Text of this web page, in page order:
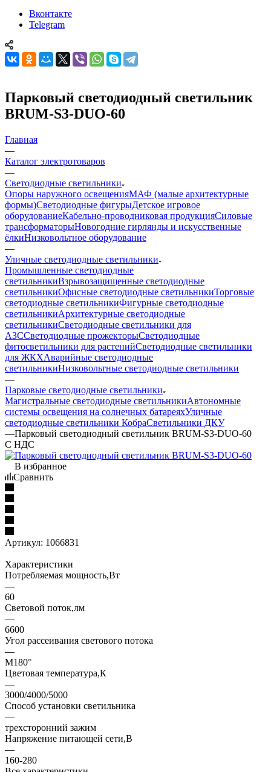
Вконтакте
Telegram
Парковый светодиодный светильник
BRUM-S3-DUO-60
Главная
—
Каталог электротоваров
—
Светодиодные светильники
Опоры наружного освещенияМАФ (малые архитектурные
формы)Светодиодные фигурыДетское игровое
оборудованиеКабельно-проводниковая продукцияСиловые
трансформаторыНовогодние гирлянды и искусственные
ёлкиНизковольтное оборудование
—
Уличные светодиодные светильники
Промышленные светодиодные
светильникиВзрывозащищенные светодиодные
светильникиОфисные светодиодные светильникиТорговые
светодиодные светильникиФигурные светодиодные
светильникиАрхитектурные светодиодные
светильникиСветодиодные светильники для
АЗССветодиодные прожекторыСветодиодные
фитосветильники для растенийСветодиодные светильники
для ЖКХАварийные светодиодные
светильникиНизковольтные светодиодные светильники
—
Парковые светодиодные светильники
Магистральные светодиодные светильникиАвтономные
системы освещения на солнечных батареяхУличные
светодиодные светильники КобраСветильники ДКУ
—Парковый светодиодный светильник BRUM-S3-DUO-60
С НДС
В избранное
Сравнить
Артикул: 1066831
Характеристики
Потребляемая мощность,Вт
—
60
Световой поток,лм
—
6600
Угол рассеивания светового потока
—
М180°
Цветовая температура,К
—
3000/4000/5000
Способ установки светильника
—
трехсторонний зажим
Напряжение питающей сети,В
—
160-280